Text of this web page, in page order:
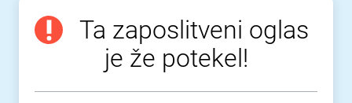
Ta zaposlitveni oglas
je že potekel!